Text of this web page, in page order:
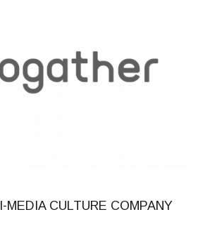
MEDIA CULTURE COMPANY